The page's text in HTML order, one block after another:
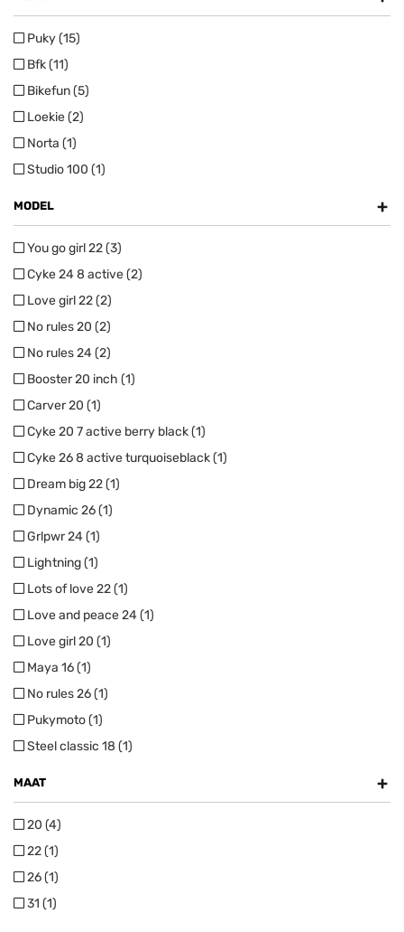
Puky (15)
Bfk (11)
Bikefun (5)
Loekie (2)
Norta (1)
Studio 100 (1)
MODEL +
You go girl 22 (3)
Cyke 24 8 active (2)
Love girl 22 (2)
No rules 20 (2)
No rules 24 (2)
Booster 20 inch (1)
Carver 20 (1)
Cyke 20 7 active berry black (1)
Cyke 26 8 active turquoiseblack (1)
Dream big 22 (1)
Dynamic 26 (1)
Grlpwr 24 (1)
Lightning (1)
Lots of love 22 (1)
Love and peace 24 (1)
Love girl 20 (1)
Maya 16 (1)
No rules 26 (1)
Pukymoto (1)
Steel classic 18 (1)
MAAT +
20 (4)
22 (1)
26 (1)
31 (1)